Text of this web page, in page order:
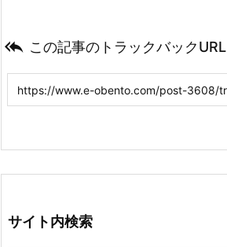
 この記事のトラックバックURL
サイト内検索